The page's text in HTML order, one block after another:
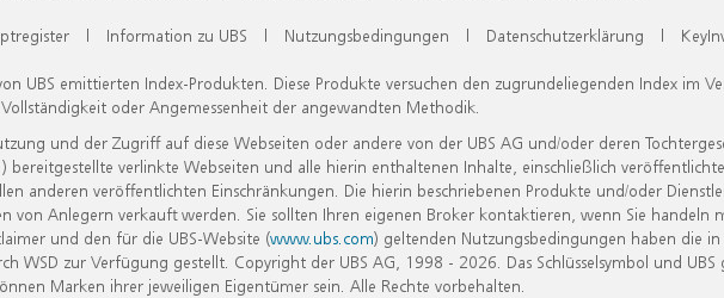
| Information zu UBS | Nutzungsbedingungen | Datenschutzerklärung |
UBS emittierten Index-Produkten. Diese Produkte versuchen den zugrundeliegenden Index im
oder Angemessenheit der angewandten Methodik.
und der Zugriff auf diese Webseiten oder andere von der UBS AG und/oder deren
verlinkte Webseiten und alle hierin enthaltenen Inhalte, einschließlich
anderen veröffentlichten Einschränkungen. Die hierin beschriebenen Produkte und/oder
Anlegern verkauft werden. Sie sollten Ihren eigenen Broker kontaktieren, wenn Sie handeln
und den für die UBS-Website (www.ubs.com) geltenden Nutzungsbedingungen haben die
zur Verfügung gestellt. Copyright der UBS AG, 1998 - 2026. Das Schlüsselsymbol und
Marken ihrer jeweiligen Eigentümer sein. Alle Rechte vorbehalten.